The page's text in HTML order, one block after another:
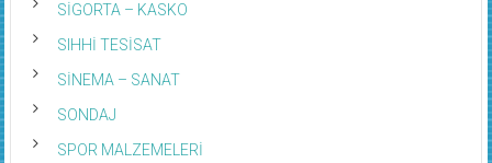
SİGORTA – KASKO
SIHHİ TESİSAT
SİNEMA – SANAT
SONDAJ
SPOR MALZEMELERİ